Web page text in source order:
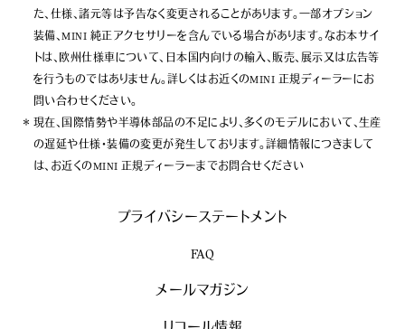
た、仕様、諸元等は予告なく変更されることがあります。一部オプション
装備、MINI 純正アクセサリーを含んでいる場合があります。なお本サイ
トは、欧州仕様車について、日本国内向けの輸入、販売、展示又は広告等
を行うものではありません。詳しくはお近くのMINI 正規ディーラーにお
問い合わせください。
現在、国際情勢や半導体部品の不足により、多くのモデルにおいて、生産
の遅延や仕様・装備の変更が発生しております。詳細情報につきまして
は、お近くのMINI 正規ディーラーまでお問合せください
プライバシーステートメント
FAQ
メールマガジン